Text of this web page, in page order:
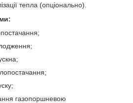
тепла (опціонально).
газопоршневою